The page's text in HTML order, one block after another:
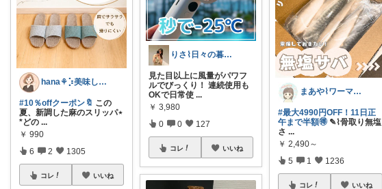
hana‎‎⚘⡱美味しい暮らし🤍𐙚
#10％offクーポン🔖 この
夏、新調した麻のスリッパ⋆
*どの ...
￥ 990
6 2 1305
コレ いいね
りさ⌇日々の暮らしをちょっと素敵に
見た目以上に風量がパワフ
ルでびっくり！ 連続使用も
OKで日常使 ...
￥ 3,980
0 0 127
コレ いいね
まあや⌇ワーママの暮らしとインテリア𓍯
#最大4990円OFF！11日正
午まで半額🉐 ✎⌇骨取り無塩
さ ...
￥ 2,490～
5 1 1236
コレ いいね